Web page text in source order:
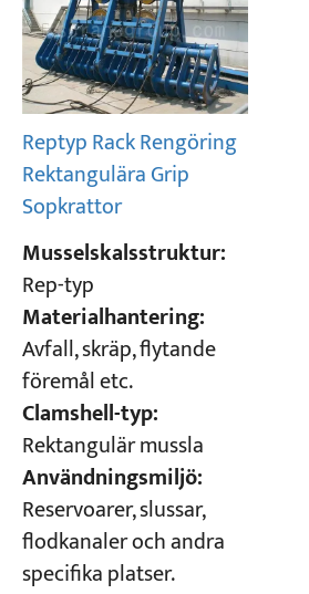
Reptyp Rack Rengöring
Rektangulära Grip
Sopkrattor
Musselskalsstruktur:
Rep-typ
Materialhantering:
Avfall, skräp, flytande
föremål etc.
Clamshell-typ:
Rektangulär mussla
Användningsmiljö:
Reservoarer, slussar,
flodkanaler och andra
specifika platser.